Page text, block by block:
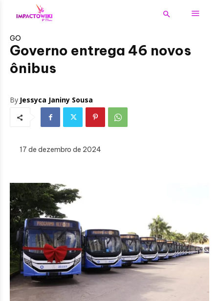
GO
Governo entrega 46 novos
ônibus
By Jessyca Janiny Sousa
17 de dezembro de 2024